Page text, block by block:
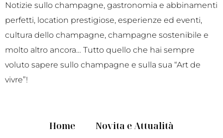
Notizie sullo champagne, gastronomia e abbinamenti
perfetti, location prestigiose, esperienze ed eventi,
cultura dello champagne, champagne sostenibile e
molto altro ancora… Tutto quello che hai sempre
voluto sapere sullo champagne e sulla sua “Art de
vivre”!
Home
Novita e Attualità